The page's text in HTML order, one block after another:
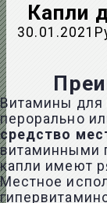
Капли
30.01.2021
Витамины для
перорально
средство
витаминными
капли имеют
Местное